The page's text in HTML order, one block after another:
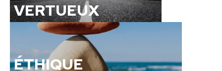
VERTUEUX
ÉTHIQUE